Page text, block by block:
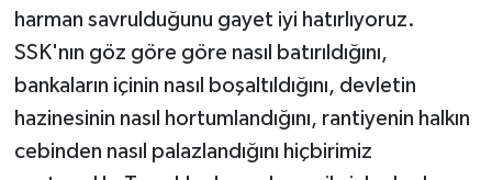
harman savrulduğunu gayet iyi hatırlıyoruz.
SSK'nın göz göre göre nasıl batırıldığını,
bankaların içinin nasıl boşaltıldığını, devletin
hazinesinin nasıl hortumlandığını, rantiyenin halkın
cebinden nasıl palazlandığını hiçbirimiz